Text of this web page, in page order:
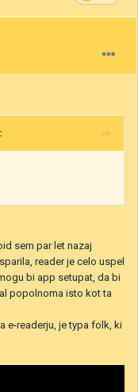
sem par let nazaj
reader je celo uspel
bi app setupat, da bi
popolnoma isto kot ta
e-readerju, je typa folk, ki